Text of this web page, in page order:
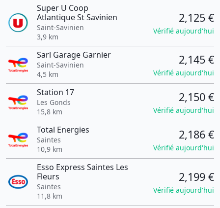
Super U Coop
Atlantique St Savinien
Saint-Savinien
3,9 km
2,125 €
Vérifié aujourd'hui
Sarl Garage Garnier
Saint-Savinien
4,5 km
2,145 €
Vérifié aujourd'hui
Station 17
Les Gonds
15,8 km
2,150 €
Vérifié aujourd'hui
Total Energies
Saintes
10,9 km
2,186 €
Vérifié aujourd'hui
Esso Express Saintes Les
Fleurs
Saintes
11,8 km
2,199 €
Vérifié aujourd'hui